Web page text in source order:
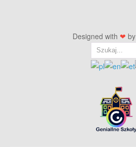
Designed with ❤ by